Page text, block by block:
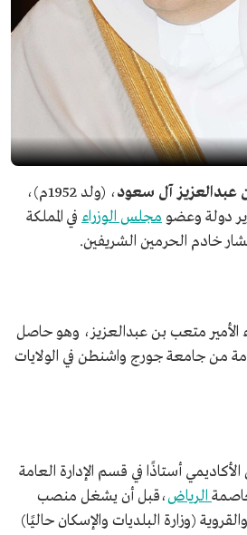
منصور بن متعب بن عبدالعزيز آل سعود.
الشؤون البلدية والقروية، وزير الشؤون البلدية
عبدالعزيز آل سعود
، (ولد 1952م)،
دولة وعضو مجلس الوزراء في المملكة
خادم الحرمين الشريفين.
الأمير متعب بن عبدالعزيز، وهو حاصل
من جامعة جورج واشنطن في الولايات
أستاذًا في قسم الإدارة العامة
الرياض،قبل أن يشغل منصب
(وزارة البلديات والإسكان حاليًا)